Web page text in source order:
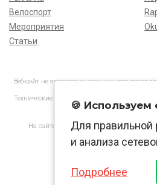
Велоспорт
Мероприятия
Статьи
Веб-сайт не является основанием для
Технические характеристики товаров могут
АО «Нормарк» ИНН 7728172512
На сайте применяются
🍪
Для правильной
и анализа
Подробнее